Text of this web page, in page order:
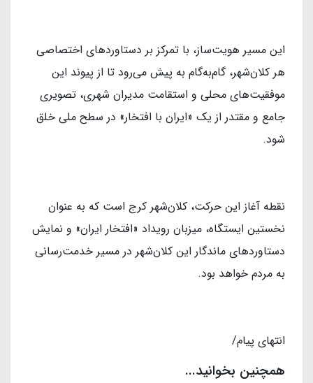
این مسیر هویت‌ساز، با تمرکز بر دستاوردهای اختصاصی
هر کلان‌شهر، گام‌به‌گام به پیش می‌رود تا از پیوند این
موفقیت‌های محلی و استقامت مدیران شهری، تصویری
جامع و مقتدر از یک «ایران با افتخار» در سطح ملی خلق
شود.
نقطه آغاز این حرکت، کلان‌شهر کرج است که به عنوان
نخستین ایستگاه، میزبان رویداد «افتخار ایران» و نمایش
دستاوردهای ماندگار این کلان‌شهر در مسیر خدمت‌رسانی
به مردم خواهد بود.
انتهای پیام/
همچنین بخوانید...